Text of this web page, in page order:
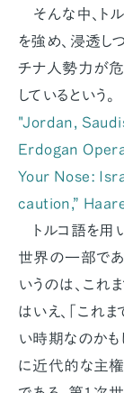
そんな中、ト
を強め、浸透し
チナ人勢力が
しているという。
"Jordan,
Erdogan
Your Nose:
caution,”
トルコ語を用
世界の一部で
いうのは、これ
はいえ、「これ
い時期なのかも
に近代的な主